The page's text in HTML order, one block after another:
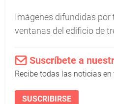
Imágenes difundidas por
ventanas del edificio de
Suscríbete a
Recibe todas las noticias
SUSCRIBIRSE